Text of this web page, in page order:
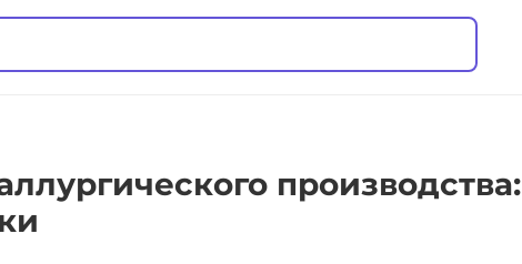
производства: